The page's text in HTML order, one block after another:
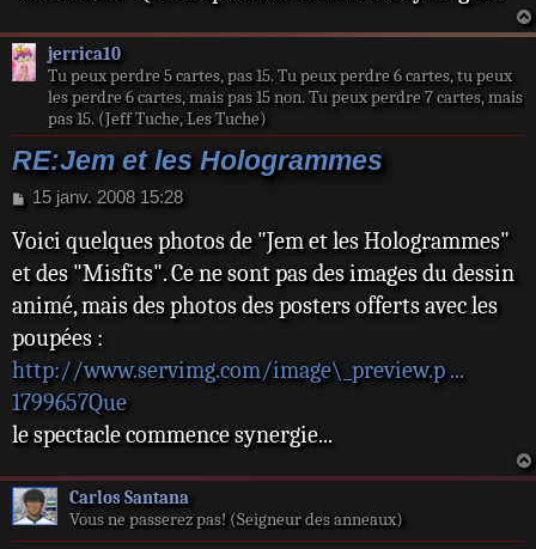
jerrica10
Tu peux perdre 5 cartes, pas 15. Tu peux perdre 6 cartes, tu peux
les perdre 6 cartes, mais pas 15 non. Tu peux perdre 7 cartes, mais
pas 15. (Jeff Tuche, Les Tuche)
RE:Jem et les Hologrammes
M
s
a
g
15 janv. 2008 15:28
Voici quelques photos de "Jem et les Hologrammes"
et des "Misfits". Ce ne sont pas des images du dessin
animé, mais des photos des posters offerts avec les
poupées :
http://www.servimg.com/image\_preview.p ...
1799657Que
le spectacle commence synergie...
Carlos Santana
Vous ne passerez pas! (Seigneur des anneaux)